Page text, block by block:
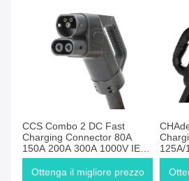
CCS Combo 2 DC Fast
Charging Connector 80A
150A 200A 300A 1000V IEC
62196 Tipo 2 DC Charge
Connector/Socket
Ottenga il migliore prezzo
125A/
Plug/
cavo